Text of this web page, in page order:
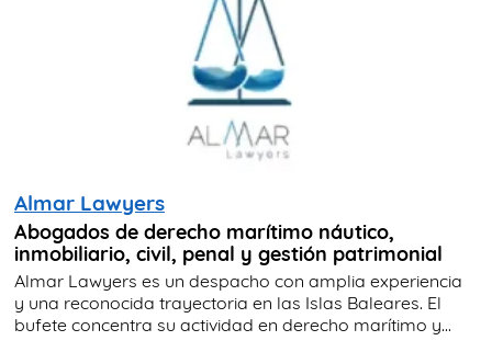
Almar Lawyers
Abogados de derecho marítimo náutico,
inmobiliario, civil, penal y gestión patrimonial
Almar Lawyers es un despacho con amplia experiencia
y una reconocida trayectoria en las Islas Baleares. El
bufete concentra su actividad en derecho marítimo y...